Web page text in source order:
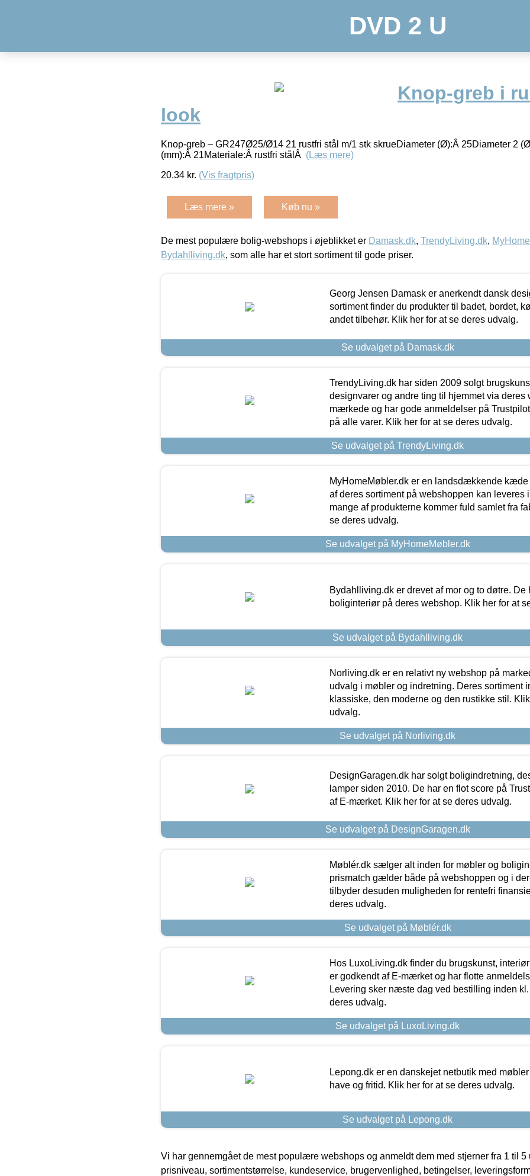
DVD 2 U
Knop-greb i
look
Knop-greb – GR247Ø25/Ø14 21 rustfri stål m/1 stk skrueDiameter (Ø):Â 25Diameter 2
(mm):Â 21Materiale:Â rustfri stålÂ (Læs mere)
20.34 kr. (Vis fragtpris)
Læs mere » Køb nu »
De mest populære bolig-webshops i øjeblikket er Damask.dk, TrendyLiving.dk,
Bydahlliving.dk, som alle har et stort sortiment til gode priser.
Georg Jensen Damask er anerkendt dansk
sortiment finder du produkter til badet, bordet,
andet tilbehør. Klik her for at se deres udvalg.
Se udvalget på Damask.dk
TrendyLiving.dk har siden 2009 solgt
designvarer og andre ting til hjemmet via deres
mærkede og har gode anmeldelser på
på alle varer. Klik her for at se deres udvalg.
Se udvalget på TrendyLiving.dk
MyHomeMøbler.dk er en landsdækkende kæde
af deres sortiment på webshoppen kan leveres
mange af produkterne kommer fuld samlet fra
se deres udvalg.
Se udvalget på MyHomeMøbler.dk
Bydahlliving.dk er drevet af mor og to døtre. De
boliginteriør på deres webshop. Klik her for at
Se udvalget på Bydahlliving.dk
Norliving.dk er en relativt ny webshop på
udvalg i møbler og indretning. Deres sortiment
klassiske, den moderne og den rustikke stil.
udvalg.
Se udvalget på Norliving.dk
DesignGaragen.dk har solgt boligindretning,
lamper siden 2010. De har en flot score på
af E-mærket. Klik her for at se deres udvalg.
Se udvalget på DesignGaragen.dk
Møblér.dk sælger alt inden for møbler og
prismatch gælder både på webshoppen og i
tilbyder desuden muligheden for rentefri
deres udvalg.
Se udvalget på Møblér.dk
Hos LuxoLiving.dk finder du brugskunst,
er godkendt af E-mærket og har flotte
Levering sker næste dag ved bestilling inden
deres udvalg.
Se udvalget på LuxoLiving.dk
Lepong.dk er en danskejet netbutik med
have og fritid. Klik her for at se deres udvalg.
Se udvalget på Lepong.dk
Vi har gennemgået de mest populære webshops og anmeldt dem med stjerner fra 1 til 5
prisniveau, sortimentstørrelse, kundeservice, brugervenlighed, betingelser,